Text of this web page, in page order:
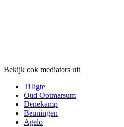
Bekijk ook mediators uit
Tilligte
Oud Ootmarsum
Denekamp
Beuningen
Agelo